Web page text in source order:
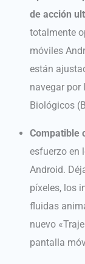
de acción
totalmente
móviles
están
navegar por
Biológicos
Compatible
esfuerzo en
Android.
píxeles, los
fluidas
nuevo
pantalla